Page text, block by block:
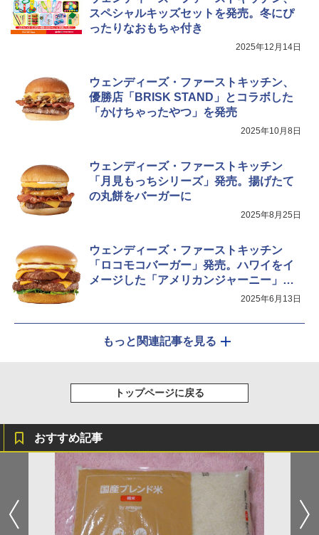
スペシャルキッズセットを発売。冬にぴ
ったりなおもちゃ付き
2025年12月14日
ウェンディーズ・ファーストキッチン、
優勝店「BRISK STAND」とコラボした
「かけちゃったやつ」を発売
2025年10月8日
ウェンディーズ・ファーストキッチン
「月見もっちシリーズ」発売。揚げたて
の丸餅をバーガーに
2025年8月25日
ウェンディーズ・ファーストキッチン
「ロコモコバーガー」発売。ハワイをイ
メージした「アメリカンジャーニー」第2
2025年6月13日
もっと関連記事を見る
トップページに戻る
おすすめ記事